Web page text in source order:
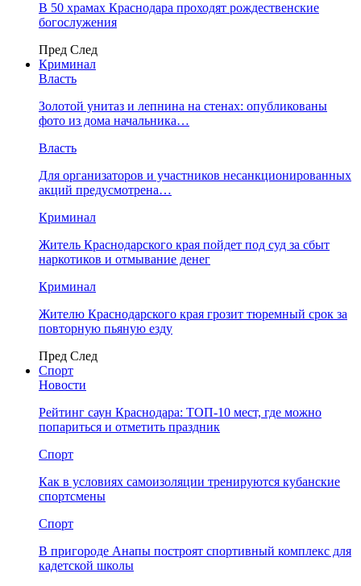
В 50 храмах Краснодара проходят рождественские
богослужения
Пред След
Криминал
Власть
​Золотой унитаз и лепнина на стенах: опубликованы
фото из дома начальника…
Власть
Для организаторов и участников несанкционированных
акций предусмотрена…
Криминал
Житель Краснодарского края пойдет под суд за сбыт
наркотиков и отмывание денег
Криминал
Жителю Краснодарского края грозит тюремный срок за
повторную пьяную езду
Пред След
Спорт
Новости
Рейтинг саун Краснодара: ТОП-10 мест, где можно
попариться и отметить праздник
Спорт
Как в условиях самоизоляции тренируются кубанские
спортсмены
Спорт
В пригороде Анапы построят спортивный комплекс для
кадетской школы